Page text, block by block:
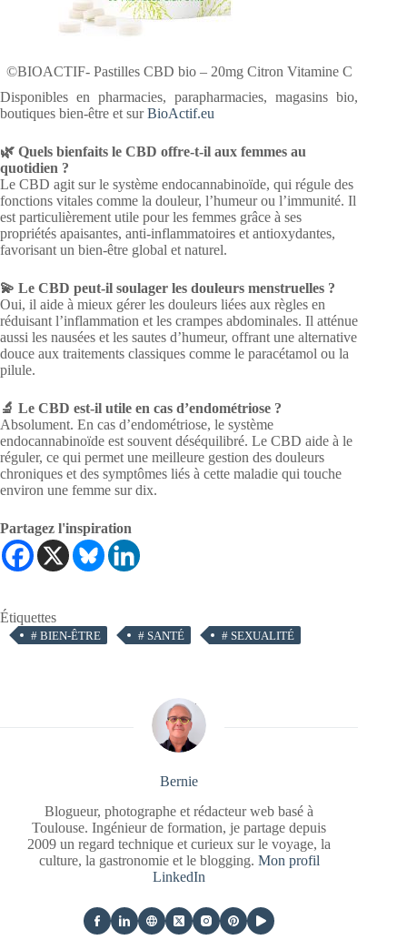
©BIOACTIF- Pastilles CBD bio – 20mg Citron Vitamine C
Disponibles en pharmacies, parapharmacies, magasins bio,
boutiques bien-être et surBioActif.eu
🌿 Quels bienfaits le CBD offre-t-il aux femmes au
quotidien ?
Le CBD agit sur le système endocannabinoïde, qui régule des
fonctions vitales comme la douleur, l’humeur ou l’immunité. Il
est particulièrement utile pour les femmes grâce à ses
propriétés apaisantes, anti-inflammatoires et antioxydantes,
favorisant un bien-être global et naturel.
💫 Le CBD peut-il soulager les douleurs menstruelles ?
Oui, il aide à mieux gérer les douleurs liées aux règles en
réduisant l’inflammation et les crampes abdominales. Il atténue
aussi les nausées et les sautes d’humeur, offrant une alternative
douce aux traitements classiques comme le paracétamol ou la
pilule.
🔬 Le CBD est-il utile en cas d’endométriose ?
Absolument. En cas d’endométriose, le système
endocannabinoïde est souvent déséquilibré. Le CBD aide à le
réguler, ce qui permet une meilleure gestion des douleurs
chroniques et des symptômes liés à cette maladie qui touche
environ une femme sur dix.
Partagez l'inspiration
Étiquettes
# BIEN-ÊTRE # SANTÉ # SEXUALITÉ
Bernie
Blogueur, photographe et rédacteur web basé à
Toulouse. Ingénieur de formation, je partage depuis
2009 un regard technique et curieux sur le voyage, la
culture, la gastronomie et le blogging. Mon profil
LinkedIn